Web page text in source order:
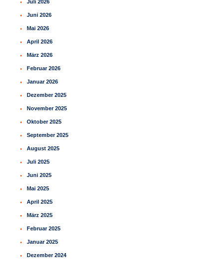
n
Juli 2026
Juni 2026
Mai 2026
April 2026
März 2026
Februar 2026
Januar 2026
Dezember 2025
November 2025
Oktober 2025
September 2025
August 2025
Juli 2025
Juni 2025
Mai 2025
April 2025
März 2025
Februar 2025
Januar 2025
Dezember 2024